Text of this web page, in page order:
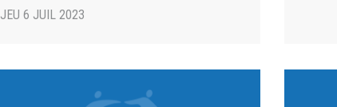
JEU 6 JUIL 2023